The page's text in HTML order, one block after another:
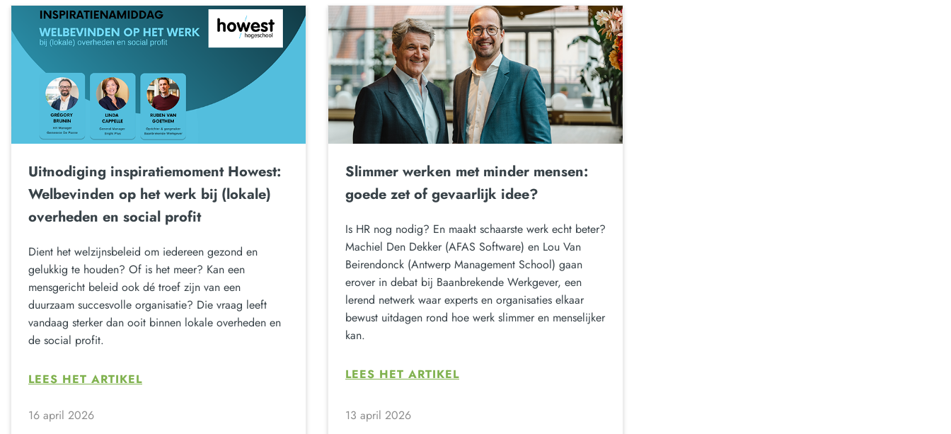
Uitnodiging inspiratiemoment Howest:
Welbevinden op het werk bij (lokale)
overheden en social profit
Dient het welzijnsbeleid om iedereen gezond en
gelukkig te houden? Of is het meer? Kan een
mensgericht beleid ook dé troef zijn van een
duurzaam succesvolle organisatie? Die vraag leeft
vandaag sterker dan ooit binnen lokale overheden en
de social profit.
LEES HET ARTIKEL
16 april 2026
Slimmer werken met minder mensen:
goede zet of gevaarlijk idee?
Is HR nog nodig? En maakt schaarste werk echt beter?
Machiel Den Dekker (AFAS Software) en Lou Van
Beirendonck (Antwerp Management School) gaan
erover in debat bij Baanbrekende Werkgever, een
lerend netwerk waar experts en organisaties elkaar
bewust uitdagen rond hoe werk slimmer en menselijker
kan.
LEES HET ARTIKEL
13 april 2026